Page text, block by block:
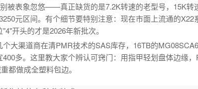
被表象忽悠——真正缺货的是7.2K转速的老型号，15K转
元区间。有个细节要特别注意：现在市面上流通的
开头的才是2026年新批次。
个大渠道商在清PMR技术的SAS库存，16TB的
400多。这里教大家个辨认可窍门：用指甲轻划盘体边缘
都做成全塑料包边。